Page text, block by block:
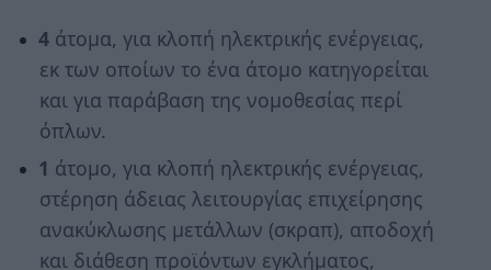
4 άτομα, για κλοπή ηλεκτρικής ενέργειας,
εκ των οποίων το ένα άτομο κατηγορείται
και για παράβαση της νομοθεσίας περί
όπλων.
1 άτομο, για κλοπή ηλεκτρικής ενέργειας,
στέρηση άδειας λειτουργίας επιχείρησης
ανακύκλωσης μετάλλων (σκραπ), αποδοχή
και διάθεση προϊόντων εγκλήματος,